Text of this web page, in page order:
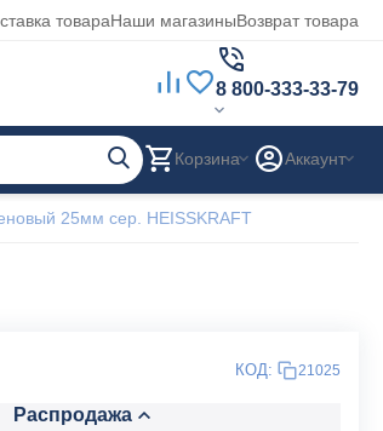
товараНаши магазиныВозврат товара
8 800-333-33-79
Корзина Аккаунт
25мм сер. HEISSKRAFT
КОД: 21025
Распродажа